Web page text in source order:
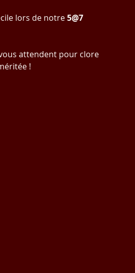
lors de notre 5@7
attendent pour clore
!